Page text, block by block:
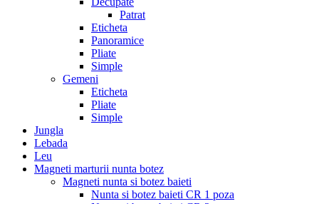
Patrat
Eticheta
Panoramice
Pliate
Simple
Gemeni
Eticheta
Pliate
Simple
Jungla
Lebada
Leu
Magneti marturii nunta botez
Magneti nunta si botez baieti
Nunta si botez baieti CR 1 poza